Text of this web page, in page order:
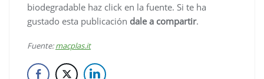
biodegradable haz click en la fuente. Si te ha
gustado esta publicación dale a compartir.
Fuente:macplas.it